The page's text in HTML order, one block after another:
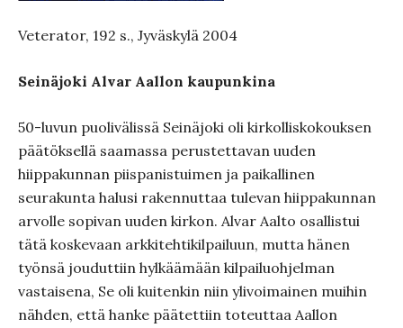
Veterator, 192 s., Jyväskylä 2004
Seinäjoki Alvar Aallon kaupunkina
50-luvun puolivälissä Seinäjoki oli kirkolliskokouksen
päätöksellä saamassa perustettavan uuden
hiippakunnan piispanistuimen ja paikallinen
seurakunta halusi rakennuttaa tulevan hiippakunnan
arvolle sopivan uuden kirkon. Alvar Aalto osallistui
tätä koskevaan arkkitehtikilpailuun, mutta hänen
työnsä jouduttiin hylkäämään kilpailuohjelman
vastaisena, Se oli kuitenkin niin ylivoimainen muihin
nähden, että hanke päätettiin toteuttaa Aallon